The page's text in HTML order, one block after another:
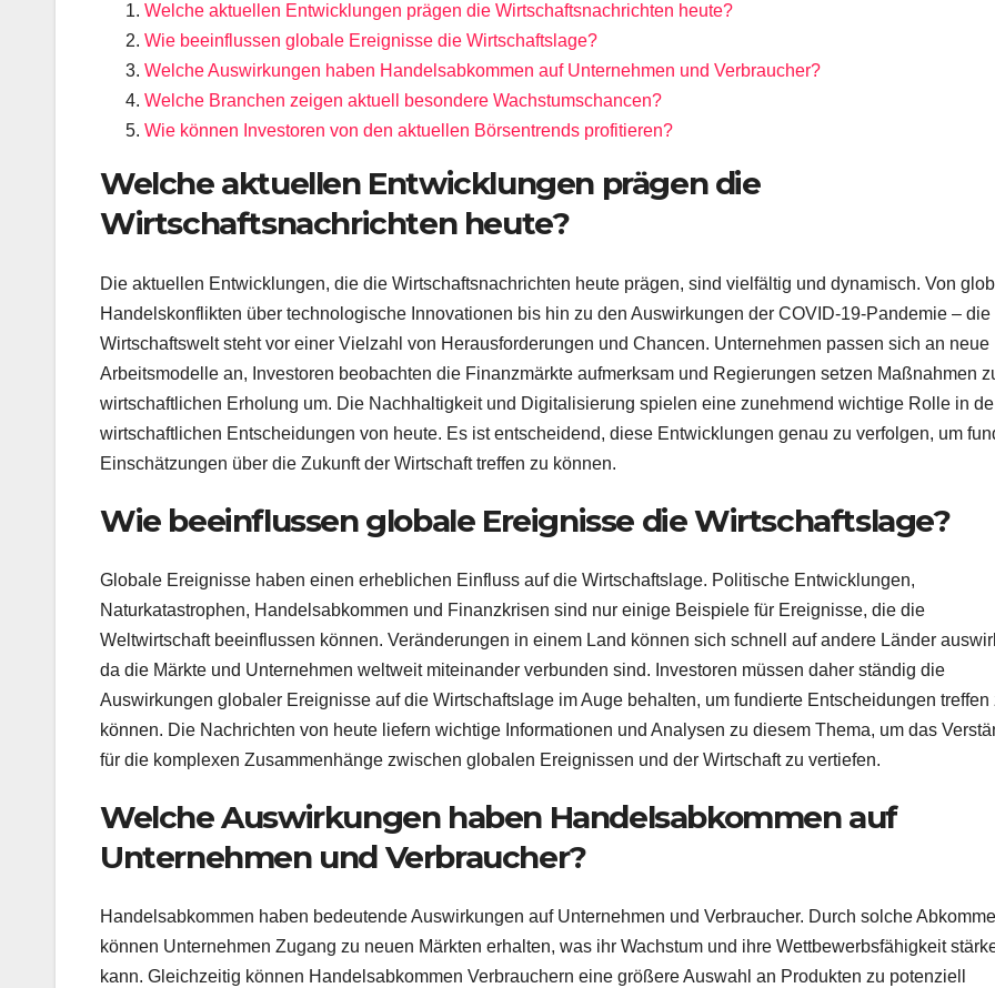
Welche aktuellen Entwicklungen prägen die Wirtschaftsnachrichten heute?
Wie beeinflussen globale Ereignisse die Wirtschaftslage?
Welche Auswirkungen haben Handelsabkommen auf Unternehmen und Verbraucher?
Welche Branchen zeigen aktuell besondere Wachstumschancen?
Wie können Investoren von den aktuellen Börsentrends profitieren?
Welche aktuellen Entwicklungen prägen die
Wirtschaftsnachrichten heute?
Die aktuellen Entwicklungen, die die Wirtschaftsnachrichten heute prägen, sind vielfältig und dynamisch. Von
Handelskonflikten über technologische Innovationen bis hin zu den Auswirkungen der COVID-19-Pandemie – die
Wirtschaftswelt steht vor einer Vielzahl von Herausforderungen und Chancen. Unternehmen passen sich an neue
Arbeitsmodelle an, Investoren beobachten die Finanzmärkte aufmerksam und Regierungen setzen Maßnahmen
wirtschaftlichen Erholung um. Die Nachhaltigkeit und Digitalisierung spielen eine zunehmend wichtige Rolle in
wirtschaftlichen Entscheidungen von heute. Es ist entscheidend, diese Entwicklungen genau zu verfolgen, um
Einschätzungen über die Zukunft der Wirtschaft treffen zu können.
Wie beeinflussen globale Ereignisse die Wirtschaftslage?
Globale Ereignisse haben einen erheblichen Einfluss auf die Wirtschaftslage. Politische Entwicklungen,
Naturkatastrophen, Handelsabkommen und Finanzkrisen sind nur einige Beispiele für Ereignisse, die die
Weltwirtschaft beeinflussen können. Veränderungen in einem Land können sich schnell auf andere Länder
da die Märkte und Unternehmen weltweit miteinander verbunden sind. Investoren müssen daher ständig die
Auswirkungen globaler Ereignisse auf die Wirtschaftslage im Auge behalten, um fundierte Entscheidungen treffen
können. Die Nachrichten von heute liefern wichtige Informationen und Analysen zu diesem Thema, um das
für die komplexen Zusammenhänge zwischen globalen Ereignissen und der Wirtschaft zu vertiefen.
Welche Auswirkungen haben Handelsabkommen auf
Unternehmen und Verbraucher?
Handelsabkommen haben bedeutende Auswirkungen auf Unternehmen und Verbraucher. Durch solche
können Unternehmen Zugang zu neuen Märkten erhalten, was ihr Wachstum und ihre Wettbewerbsfähigkeit
kann. Gleichzeitig können Handelsabkommen Verbrauchern eine größere Auswahl an Produkten zu potenziell